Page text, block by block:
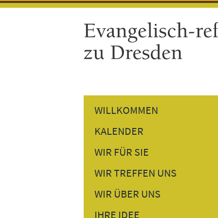
WILLKOMMEN
KALENDER
GOTTESDIENSTE
GEMEINDETERMINE
WIR FÜR SIE
PREDIGTEN NACHHÖREN
PERSÖNLICHES GESPRÄCH
WIR TREFFEN UNS
DONNERSTAGSTREFF
GESPRÄCH AM NACHMITTAG
WIR ÜBER UNS
UNSER PFARRER
IHRE IDEE